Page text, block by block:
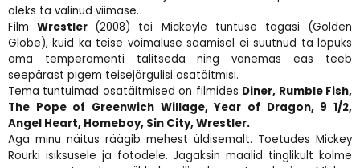
oleks ta valinud viimase.
FilmWrestler (2008) tõi Mickeyle tuntuse tagasi (Golden
Globe), kuid ka teise võimaluse saamisel ei suutnud ta lõpuks
oma temperamenti talitseda ning vanemas eas teeb
seepärast pigem teisejärgulisi osatäitmisi.
Tema tuntuimad osatäitmised on filmides Diner, Rumble Fish,
The Pope of Greenwich Willage, Year of Dragon, 9 1/2,
Angel Heart, Homeboy, Sin City, Wrestler.
Aga minu näitus räägib mehest üldisemalt. Toetudes Mickey
Rourki isiksusele ja fotodele. Jagaksin maalid tinglikult kolme